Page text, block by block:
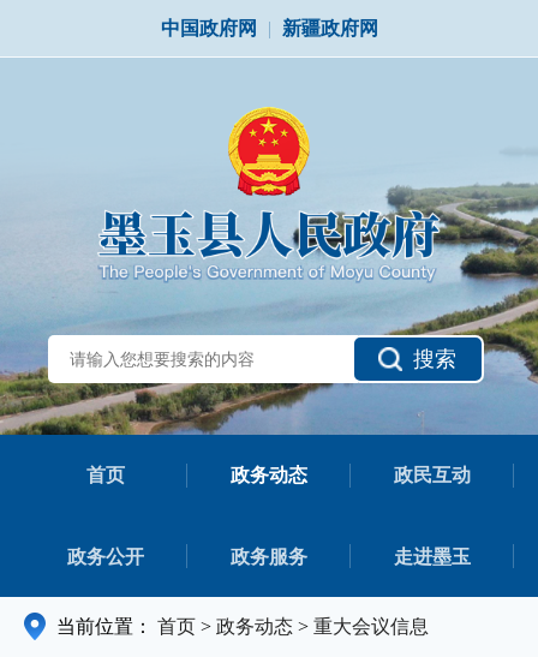
中国政府网 | 新疆政府网
搜索
首页 政务动态 政民互动
政务公开 政务服务 走进墨玉
当前位置： 首页 > 政务动态 > 重大会议信息